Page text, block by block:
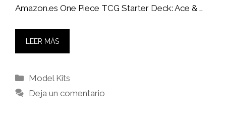
Amazon.es One Piece TCG Starter Deck: Ace & …
LEER MÁS
Categorías
Model Kits
Deja un comentario